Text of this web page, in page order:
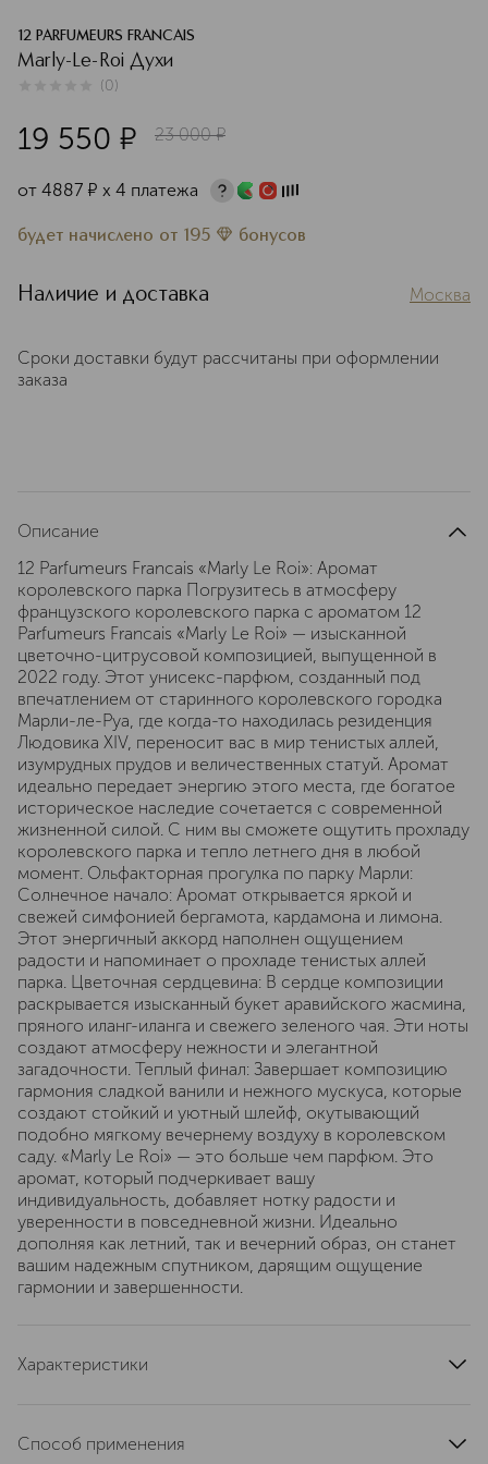
12 PARFUMEURS FRANCAIS
Marly-Le-Roi Духи
(0)
19 550 ¤ 23 000 ¤
от 4887 ¤ х 4 платежа
будет начислено от 195 бонусов
Наличие и доставка Москва
Сроки доставки будут рассчитаны при оформлении
заказа
Описание
12 Parfumeurs Francais «Marly Le Roi»: Аромат
королевского парка Погрузитесь в атмосферу
французского королевского парка с ароматом 12
Parfumeurs Francais «Marly Le Roi» — изысканной
цветочно-цитрусовой композицией, выпущенной в
2022 году. Этот унисекс-парфюм, созданный под
впечатлением от старинного королевского городка
Марли-ле-Руа, где когда-то находилась резиденция
Людовика XIV, переносит вас в мир тенистых аллей,
изумрудных прудов и величественных статуй. Аромат
идеально передает энергию этого места, где богатое
историческое наследие сочетается с современной
жизненной силой. С ним вы сможете ощутить прохладу
королевского парка и тепло летнего дня в любой
момент. Ольфакторная прогулка по парку Марли:
Солнечное начало: Аромат открывается яркой и
свежей симфонией бергамота, кардамона и лимона.
Этот энергичный аккорд наполнен ощущением
радости и напоминает о прохладе тенистых аллей
парка. Цветочная сердцевина: В сердце композиции
раскрывается изысканный букет аравийского жасмина,
пряного иланг-иланга и свежего зеленого чая. Эти ноты
создают атмосферу нежности и элегантной
загадочности. Теплый финал: Завершает композицию
гармония сладкой ванили и нежного мускуса, которые
создают стойкий и уютный шлейф, окутывающий
подобно мягкому вечернему воздуху в королевском
саду. «Marly Le Roi» — это больше чем парфюм. Это
аромат, который подчеркивает вашу
индивидуальность, добавляет нотку радости и
уверенности в повседневной жизни. Идеально
дополняя как летний, так и вечерний образ, он станет
вашим надежным спутником, дарящим ощущение
гармонии и завершенности.
Характеристики
базовые ноты
Способ применения